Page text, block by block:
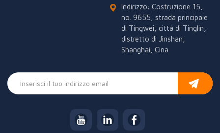
Indirizzo: Costruzione 15,
no. 9655, strada principale
di Tingwei, città di Tinglin,
distretto di Jinshan,
Shanghai, Cina